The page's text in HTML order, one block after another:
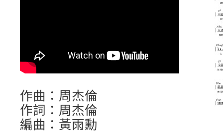
作曲：周杰倫
作詞：周杰倫
編曲：黃雨勳